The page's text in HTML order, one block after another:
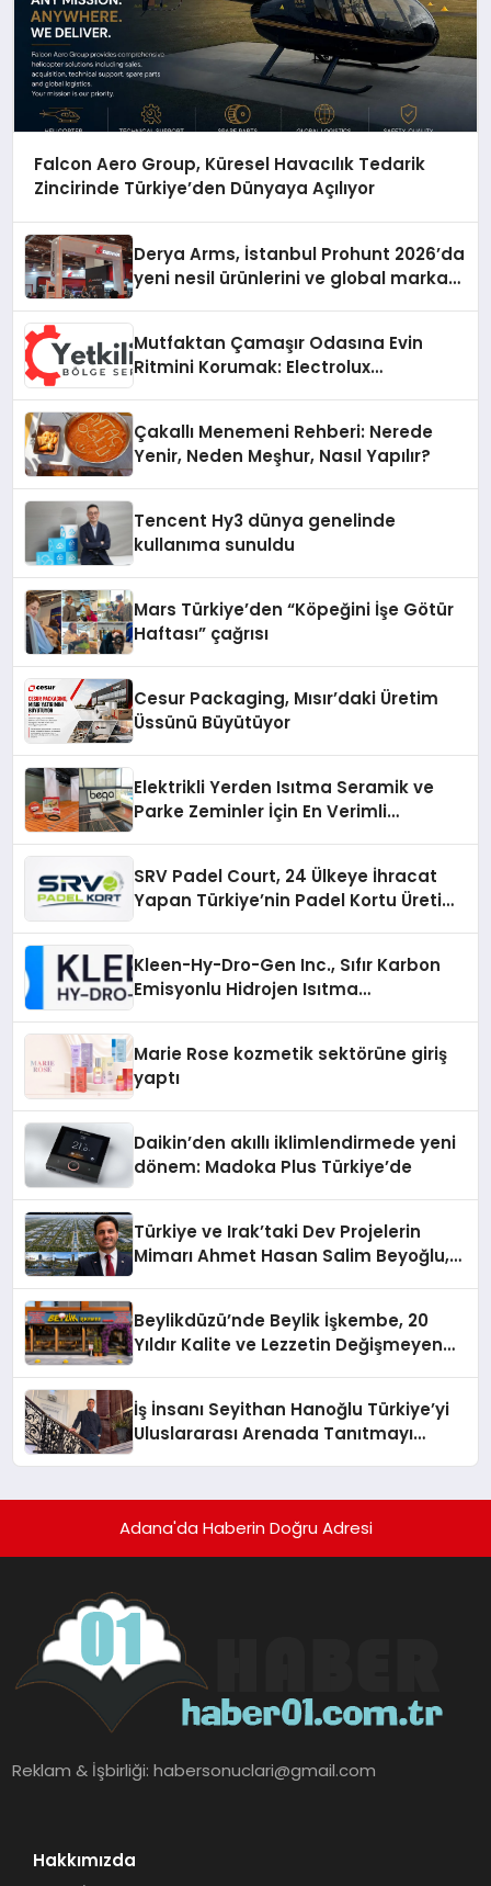
Falcon Aero Group, Küresel Havacılık Tedarik
Zincirinde Türkiye’den Dünyaya Açılıyor
Derya Arms, İstanbul Prohunt 2026’da
yeni nesil ürünlerini ve global marka
Mutfaktan Çamaşır Odasına Evin
Ritmini Korumak: Electrolux
Çakallı Menemeni Rehberi: Nerede
Yenir, Neden Meşhur, Nasıl Yapılır?
Tencent Hy3 dünya genelinde
kullanıma sunuldu
Mars Türkiye’den “Köpeğini İşe Götür
Haftası” çağrısı
Cesur Packaging, Mısır’daki Üretim
Üssünü Büyütüyor
Elektrikli Yerden Isıtma Seramik ve
Parke Zeminler İçin En Verimli
SRV Padel Court, 24 Ülkeye İhracat
Yapan Türkiye’nin Padel Kortu Üretim
Kleen-Hy-Dro-Gen Inc., Sıfır Karbon
Emisyonlu Hidrojen Isıtma
Marie Rose kozmetik sektörüne giriş
yaptı
Daikin’den akıllı iklimlendirmede yeni
dönem: Madoka Plus Türkiye’de
Türkiye ve Irak’taki Dev Projelerin
Mimarı Ahmet Hasan Salim Beyoğlu,
Hayata Geçirecek
Beylikdüzü’nde Beylik İşkembe, 20
Yıldır Kalite ve Lezzetin Değişmeyen
İş İnsanı Seyithan Hanoğlu Türkiye’yi
Uluslararası Arenada Tanıtmayı
Adana'da Haberin Doğru Adresi
Reklam & İşbirliği:habersonuclari@gmail.com
Hakkımızda